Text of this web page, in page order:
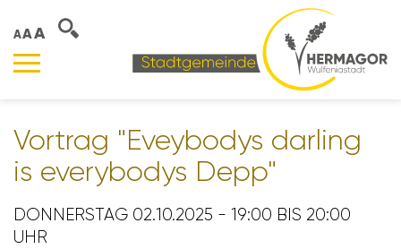
AAA
Vortrag "Evey­bodys darling
is ever­y­bodys Depp"
DONNERSTAG 02.10.2025 - 19:00 BIS 20:00
UHR